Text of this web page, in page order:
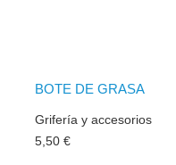
BOTE DE GRASA
Grifería y accesorios
5,50€